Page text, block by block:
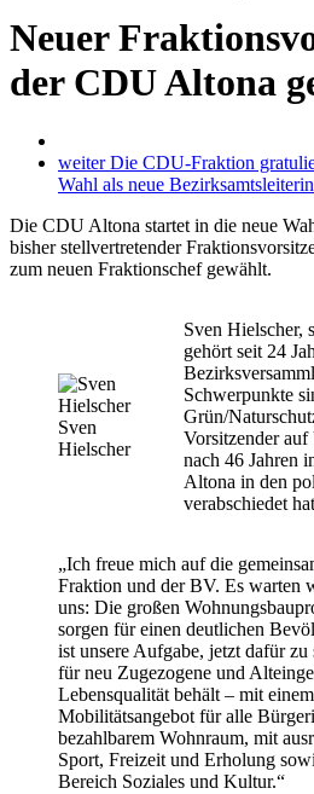
Neuer
der CDU Altona
weiter Die CDU-Fraktion
Wahl als neue Bezirksamtsleiterin
Die CDU Altona startet in die neue
bisher stellvertretender
zum neuen Fraktionschef gewählt.
Sven
Hielscher
Sven Hielscher,
gehört seit 24
Schwerpunkte
Grün/
Vorsitzender auf
nach 46 Jahren
Altona in den
verabschiedet
„Ich freue mich auf die
Fraktion und der BV. Es warten
uns: Die großen
sorgen für einen deutlichen
ist unsere Aufgabe, jetzt dafür zu
für neu Zugezogene und
Lebensqualität behält – mit
Mobilitätsangebot für alle
bezahlbarem Wohnraum, mit
Sport, Freizeit und Erholung
Bereich Soziales und Kultur.“